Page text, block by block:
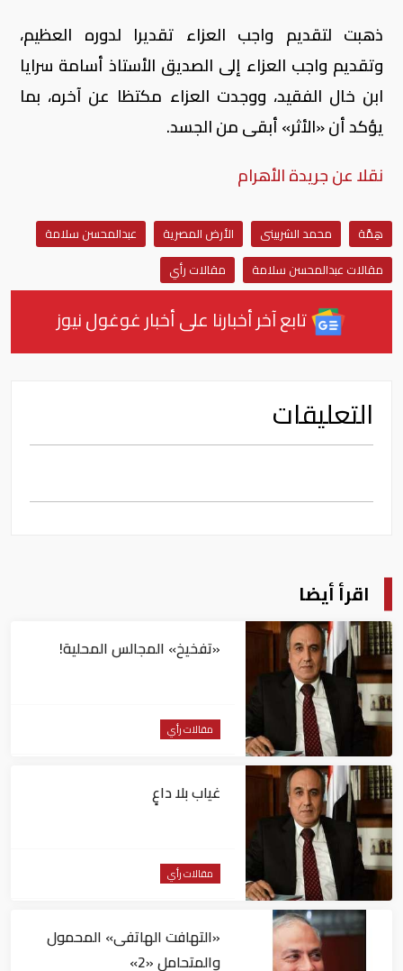
ذهبت لتقديم واجب العزاء تقديرا لدوره العظيم،
وتقديم واجب العزاء إلى الصديق الأستاذ أسامة سرايا
ابن خال الفقيد، ووجدت العزاء مكتظا عن آخره، بما
يؤكد أن «الأثر» أبقى من الجسد.
نقلا عن جريدة الأهرام
هِمَّة محمد الشربينى الأرض المصرية
عبدالمحسن سلامة
مقالات عبدالمحسن سلامة
مقالات رأي
تابع آخر أخبارنا على أخبار غوغول نيوز
التعليقات
اقرأ أيضا
«تفخيخ» المجالس المحلية!
مقالات رأي
غياب بلا داعٍ
مقالات رأي
«التهافت الهاتفى» المحمول
والمتحامل «2»